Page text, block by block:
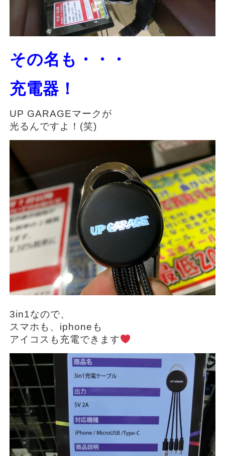
その名も・・・
充電器！
UP GARAGEマークが
光るんですよ！(笑)
3in1なので、
スマホも、iphoneも
アイコスも充電できます